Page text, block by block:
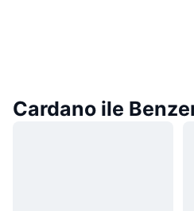
Cardano ile